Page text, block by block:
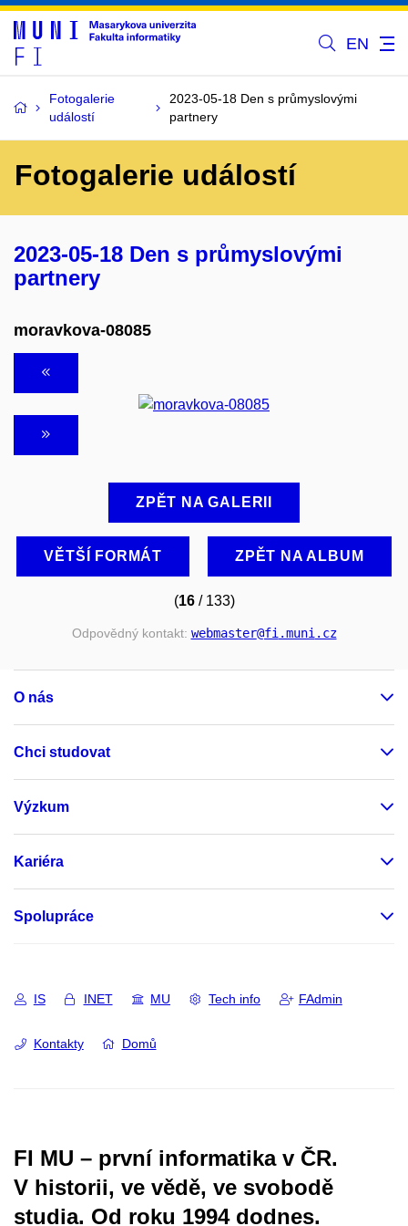
EN
Fotogalerie
událostí
2023-05-18 Den s průmyslovými
partnery
Fotogalerie událostí
2023-05-18 Den s průmyslovými
partnery
moravkova-08085
ZPĚT NA GALERII
VĚTŠÍ FORMÁT ZPĚT NA ALBUM
(16/ 133)
Odpovědný kontakt: webmaster@fi.muni.cz
O nás
Chci studovat
Výzkum
Kariéra
Spolupráce
IS INET MU Tech info FAdmin
Kontakty Domů
FI MU – první informatika v ČR.
V historii, ve vědě, ve svobodě
studia. Od roku 1994 dodnes.